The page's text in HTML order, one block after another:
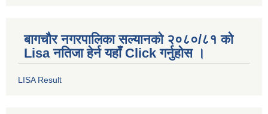
बागचौर नगरपालिका सल्यानको २०८०/८१ को
Lisa नतिजा हेर्न यहाँ Click गर्नुहोस ।
LISA Result